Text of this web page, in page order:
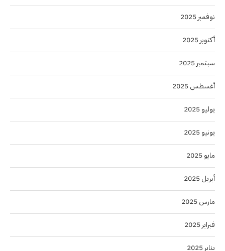
نوفمبر 2025
أكتوبر 2025
سبتمبر 2025
أغسطس 2025
يوليو 2025
يونيو 2025
مايو 2025
أبريل 2025
مارس 2025
فبراير 2025
يناير 2025